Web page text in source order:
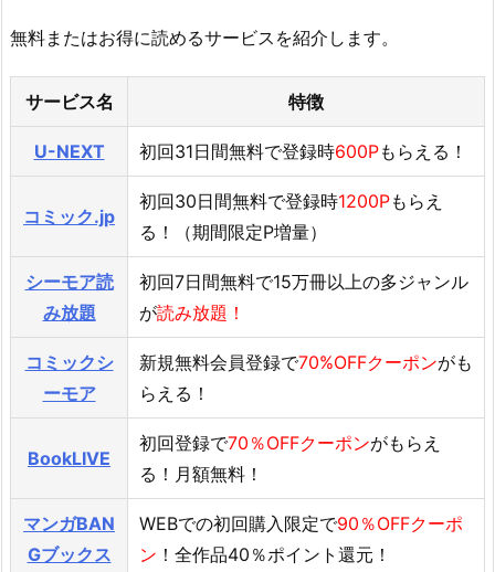
無料またはお得に読めるサービスを紹介します。
サービス名 特徴
U-NEXT 初回31日間無料で登録時600Pもらえる！
コミック.jp
初回30日間無料で登録時1200Pもらえ
る！（期間限定P増量）
シーモア読
み放題
初回7日間無料で15万冊以上の多ジャンル
が読み放題！
コミックシ
ーモア
新規無料会員登録で70%OFFクーポンがも
らえる！
BookLIVE
初回登録で70％OFFクーポンがもらえ
る！月額無料！
マンガBAN
Gブックス
WEBでの初回購入限定で90％OFFクーポ
ン ！全作品40％ポイント還元！